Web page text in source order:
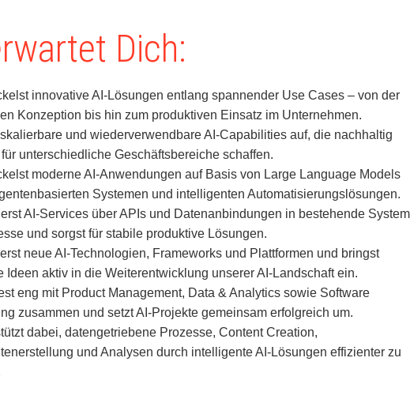
Dich:
innovative AI-Lösungen entlang spannender Use Cases – von der
Konzeption bis hin zum produktiven Einsatz im Unternehmen.
und wiederverwendbare AI-Capabilities auf, die nachhaltig
unterschiedliche Geschäftsbereiche schaffen.
moderne AI-Anwendungen auf Basis von Large Language Models
Systemen und intelligenten Automatisierungslösungen.
AI-Services über APIs und Datenanbindungen in bestehende
und sorgst für stabile produktive Lösungen.
neue AI-Technologien, Frameworks und Plattformen und bringst
Ideen aktiv in die Weiterentwicklung unserer AI-Landschaft ein.
eng mit Product Management, Data & Analytics sowie Software
zusammen und setzt AI-Projekte gemeinsam erfolgreich um.
dabei, datengetriebene Prozesse, Content Creation,
und Analysen durch intelligente AI-Lösungen effizienter zu